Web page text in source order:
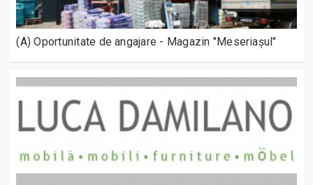
(A) Oportunitate de angajare - Magazin "Meseriașul"